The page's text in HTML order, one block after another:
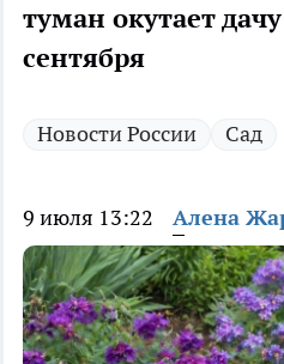
туман окутает
сентября
Новости России Сад
9 июля 13:22 Алена